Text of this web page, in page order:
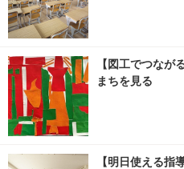
【図工でつなが
まちを見る
【明日使える指